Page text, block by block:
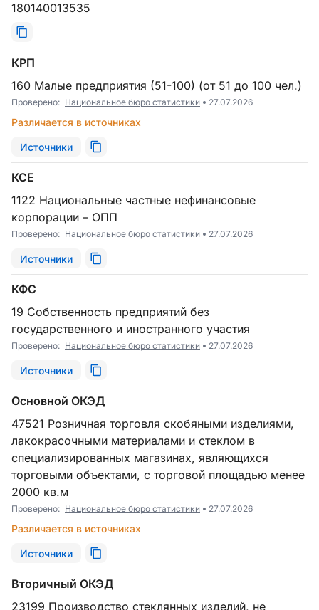
180140013535
КРП
160 Малые предприятия (51-100) (от 51 до 100 чел.)
Проверено: Национальное бюро статистики 27.07.2026
Различается в источниках
Источники
КСЕ
1122 Национальные частные нефинансовые
корпорации – ОПП
Проверено: Национальное бюро статистики 27.07.2026
Источники
КФС
19 Собственность предприятий без
государственного и иностранного участия
Проверено: Национальное бюро статистики 27.07.2026
Источники
Основной ОКЭД
47521 Розничная торговля скобяными изделиями,
лакокрасочными материалами и стеклом в
специализированных магазинах, являющихся
торговыми объектами, с торговой площадью менее
2000 кв.м
Проверено: Национальное бюро статистики 27.07.2026
Различается в источниках
Источники
Вторичный ОКЭД
23199 Производство стеклянных изделий, не